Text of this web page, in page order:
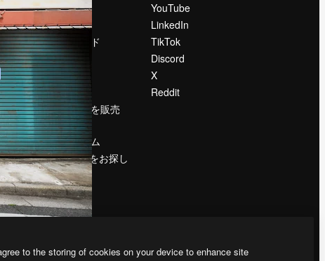
Reviews
採用情報
検索トレンド
ブログ
イベント
Slidesgo
コンテンツを販売
する
プレスルーム
magnific.aiをお探し
ですか？
YouTube
LinkedIn
TikTok
Discord
X
Reddit
to the storing of cookies on your device to enhance site